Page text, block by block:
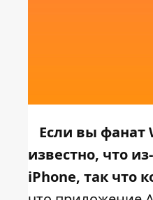
Если вы фанат
известно, что
iPhone, так что